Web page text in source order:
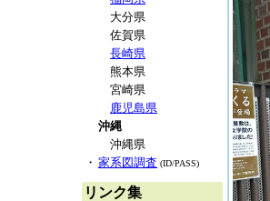
大分県
佐賀県
長崎県
熊本県
宮崎県
鹿児島県
沖縄
沖縄県
・ 家系図調査 (ID/PASS)
リンク集